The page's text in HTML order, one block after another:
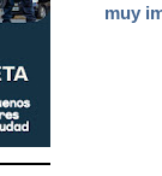
muy